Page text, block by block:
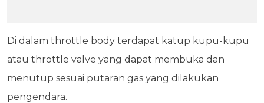
Di dalam throttle body terdapat katup kupu-kupu
atau throttle valve yang dapat membuka dan
menutup sesuai putaran gas yang dilakukan
pengendara.